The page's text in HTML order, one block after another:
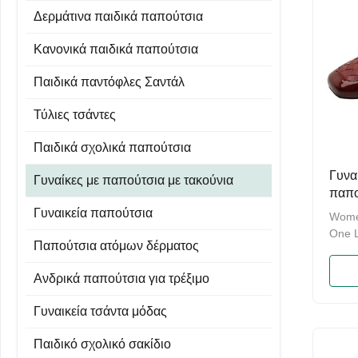
Δερμάτινα παιδικά παπούτσια
Κανονικά παιδικά παπούτσια
Παιδικά παντόφλες Σαντάλ
Τύλιες τσάντες
Παιδικά σχολικά παπούτσια
Γυναίκες με παπούτσια με τακούνια
Γυναικεία παπούτσια
Παπούτσια ατόμων δέρματος
Ανδρικά παπούτσια για τρέξιμο
Γυναικεία τσάντα μόδας
Παιδικό σχολικό σακίδιο
One